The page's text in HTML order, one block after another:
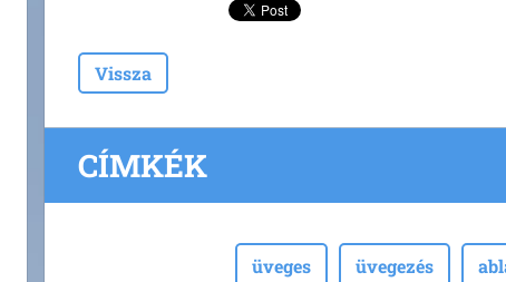
Vissza
CÍMKÉK
üveges üvegezés